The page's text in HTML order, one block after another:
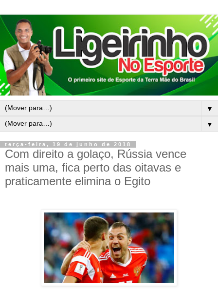
▼
▼
terça-feira, 19 de junho de 2018
Com direito a golaço, Rússia vence
mais uma, fica perto das oitavas e
praticamente elimina o Egito